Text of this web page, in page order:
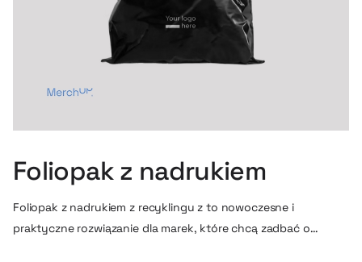
Foliopak z nadrukiem
Foliopak z nadrukiem z recyklingu z to nowoczesne i
praktyczne rozwiązanie dla marek, które chcą zadbać o